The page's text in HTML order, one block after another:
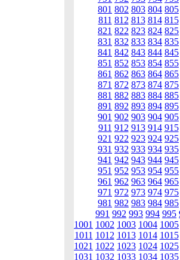
801 802 803 804 805
811 812 813 814 815
821 822 823 824 825
831 832 833 834 835
841 842 843 844 845
851 852 853 854 855
861 862 863 864 865
871 872 873 874 875
881 882 883 884 885
891 892 893 894 895
901 902 903 904 905
911 912 913 914 915
921 922 923 924 925
931 932 933 934 935
941 942 943 944 945
951 952 953 954 955
961 962 963 964 965
971 972 973 974 975
981 982 983 984 985
991 992 993 994 995
1001 1002 1003 1004 1005
1011 1012 1013 1014 1015
1021 1022 1023 1024 1025
1031 1032 1033 1034 1035